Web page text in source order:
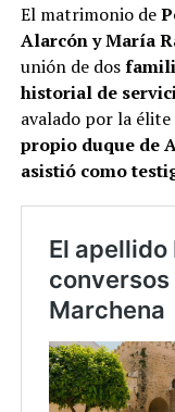
El matrimonio de
Alarcón y María
unión de dos
historial de
avalado por la
propio duque de
asistió como